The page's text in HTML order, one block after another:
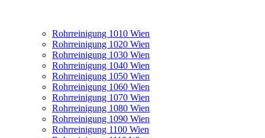
Rohrreinigung 1010 Wien
Rohrreinigung 1020 Wien
Rohrreinigung 1030 Wien
Rohrreinigung 1040 Wien
Rohrreinigung 1050 Wien
Rohrreinigung 1060 Wien
Rohrreinigung 1070 Wien
Rohrreinigung 1080 Wien
Rohrreinigung 1090 Wien
Rohrreinigung 1100 Wien